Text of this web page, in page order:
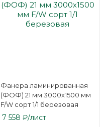
Фанера ламинированная
(ФОФ) 21 мм 3000х1500 мм
F/W сорт 1/1 березовая
7 558 ₽/лист